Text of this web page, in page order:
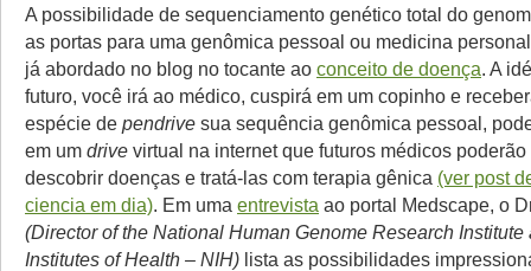
A possibilidade de sequenciamento genético total do
as portas para uma genômica pessoal ou medicina
já abordado no blog no tocante ao conceito de doença. A
futuro, você irá ao médico, cuspirá em um copinho e
espécie de pendrive sua sequência genômica pessoal,
em um drive virtual na internet que futuros médicos
descobrir doenças e tratá-las com terapia gênica (ver post
ciencia em dia). Em uma entrevista ao portal Medscape, o
(Director of the National Human Genome Research Institute
Institutes of Health – NIH) lista as possibilidades